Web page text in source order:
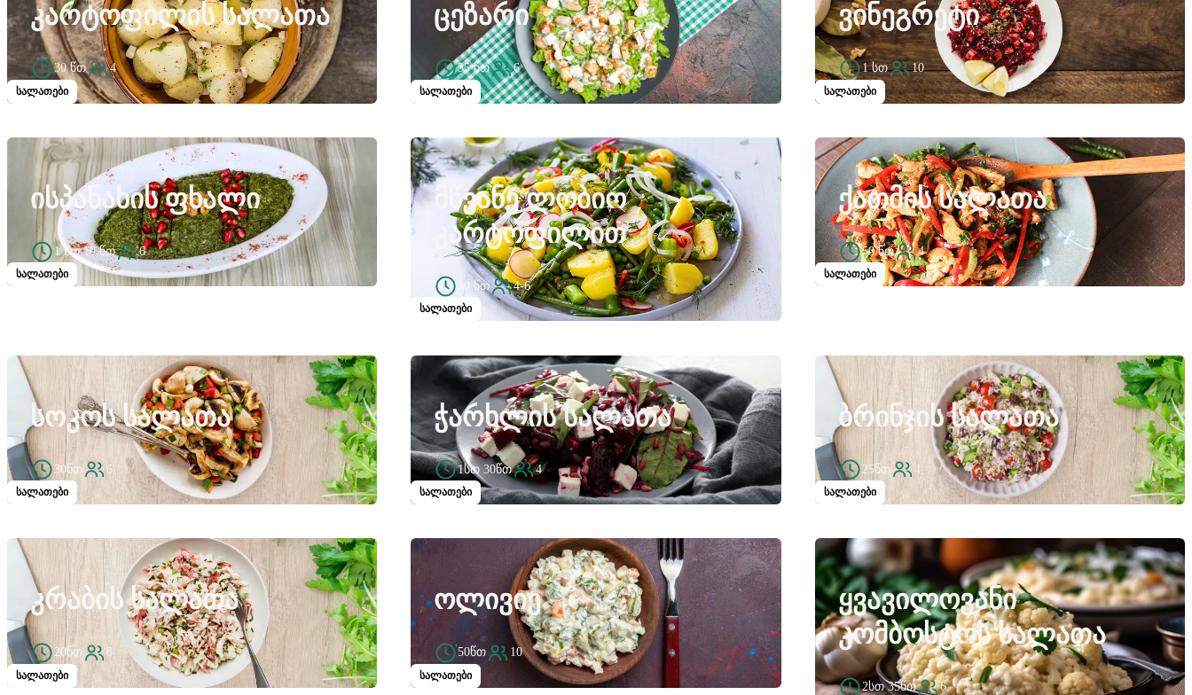
სალათები
ᲙᲐᲠᲢᲝᲤᲘᲚᲘᲡ ᲡᲐᲚᲐᲗᲐ
30 წთ 4
სალათები
ᲪᲔᲖᲐᲠᲘ
35 წთ 6
სალათები
ᲕᲘᲜᲔᲒᲠᲔᲢᲘ
1 სთ 10
სალათები
ᲘᲡᲞᲐᲜᲐᲮᲘᲡ ᲤᲮᲐᲚᲘ
1 სთ 10 წთ 6
სალათები
ᲛᲬᲕᲐᲜᲔ ᲚᲝᲑᲘᲝ
ᲙᲐᲠᲢᲝᲤᲘᲚᲘᲗ
30 წთ 4-6
სალათები
ᲥᲐᲗᲛᲘᲡ ᲡᲐᲚᲐᲗᲐ
50 წთ 4
სალათები
ᲡᲝᲙᲝᲡ ᲡᲐᲚᲐᲗᲐ
30წთ 6
სალათები
ᲭᲐᲠᲮᲚᲘᲡ ᲡᲐᲚᲐᲗᲐ
1სთ 30წთ 4
სალათები
ᲑᲠᲘᲜᲯᲘᲡ ᲡᲐᲚᲐᲗᲐ
25წთ 4
სალათები
ᲙᲠᲐᲑᲘᲡ ᲡᲐᲚᲐᲗᲐ
20წთ 8
სალათები
ᲝᲚᲘᲕᲘᲔ
50წთ 10
ᲧᲕᲐᲕᲘᲚᲝᲕᲐᲜᲘ
ᲙᲝᲛᲑᲝᲡᲢᲝᲡ ᲡᲐᲚᲐᲗᲐ
2სთ 35წთ 6